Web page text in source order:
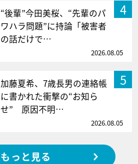
4
“後輩”今田美桜、“先輩のパ
ワハラ問題”に持論「被害者
の話だけで…
2026.08.05
5
加藤夏希、7歳長男の連絡帳
に書かれた衝撃の“お知ら
せ” 原因不明…
2026.08.05
もっと見る